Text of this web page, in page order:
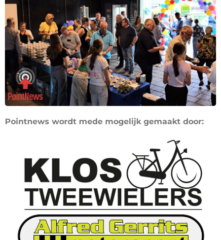
Pointnews wordt mede mogelijk gemaakt door: